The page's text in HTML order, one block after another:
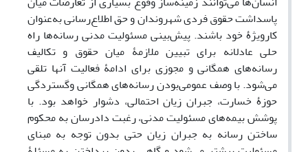
پاسداشت حقوق فردی شهروندان و حق اطلاع‌رسانی به‌عنوان
کارویژۀ خود باشند. پیش‌بینی مسئولیت مدنی رسانه‌ها راه
حلی عادلانه برای تبیین ملازمۀ میان حقوق و تکالیف
رسانه‌های همگانی و مجوزی برای ادامۀ فعالیت آنها تلقی
می‌‌شود. با وصف عمومی‌بودن رسانه‌های همگانی وگستردگی
حوزۀ خسارت، جبران زیان احتمالی، دشوار خواهد بود. با
پوشش بیمه‌های مسئولیت مدنی، رغبت دادرسان به محکوم
ساختن رسانه به جبران زیان حتی بدون توجه به مبنای